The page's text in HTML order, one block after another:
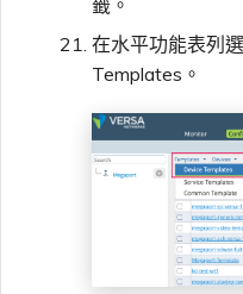
籤。
在水平功能表列
Templates。